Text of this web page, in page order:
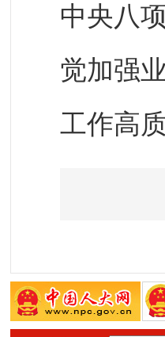
中央八
觉加强
工作高